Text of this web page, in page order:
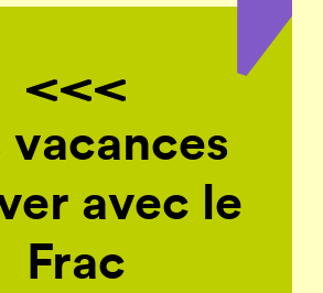
vacances
avec le
Frac